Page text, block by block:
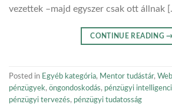
vezettek –majd egyszer csak ott állnak
CONTINUE READING
Posted in Egyéb kategória, Mentor tudástár,
pénzügyek, öngondoskodás, pénzügyi
pénzügyi tervezés, pénzügyi tudatosság